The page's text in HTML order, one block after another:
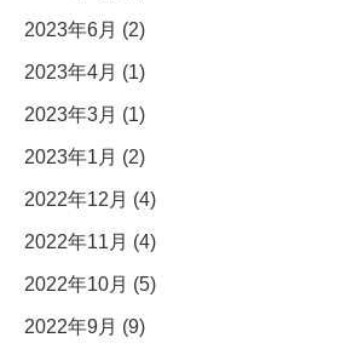
2023年6月 (2)
2023年4月 (1)
2023年3月 (1)
2023年1月 (2)
2022年12月 (4)
2022年11月 (4)
2022年10月 (5)
2022年9月 (9)